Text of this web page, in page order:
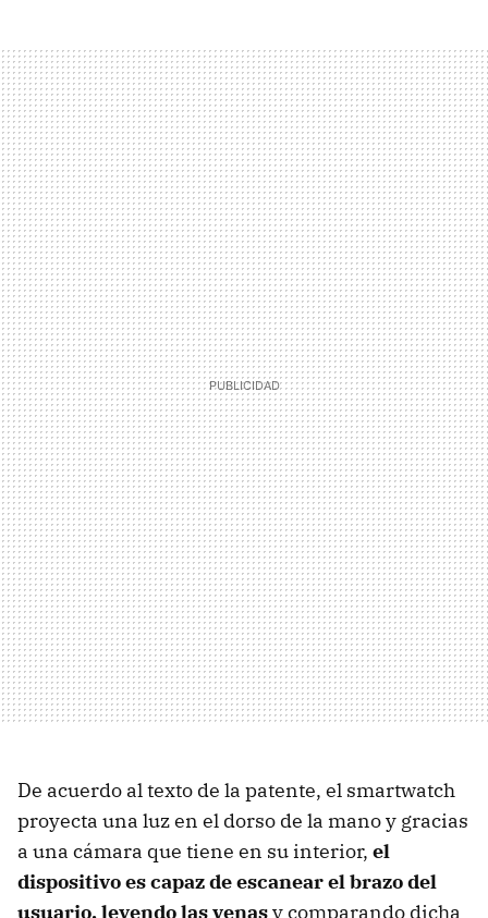
De acuerdo al texto de la patente, el smartwatch
proyecta una luz en el dorso de la mano y gracias
a una cámara que tiene en su interior, el
dispositivo es capaz de escanear el brazo del
usuario, leyendo las venasy comparando dicha